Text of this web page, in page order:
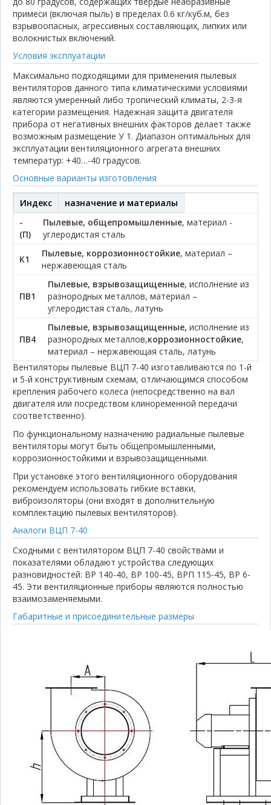
примеси (включая пыль) в пределах 0.6 кг/куб.м, без
взрывоопасных, агрессивных составляющих, липких или
волокнистых включений.
Условия эксплуатации
Максимально подходящими для применения пылевых
вентиляторов данного типа климатическими условиями
являются умеренный либо тропический климаты, 2-3-я
категории размещения. Надежная защита двигателя
прибора от негативных внешних факторов делает также
возможным размещение У 1. Диапазон оптимальных для
эксплуатации вентиляционного агрегата внешних
температур: +40…-40 градусов.
Основные варианты изготовления
Индекс
назначение и материалы
-
(П)
Пылевые, общепромышленные, материал -
углеродистая сталь
К1
Пылевые, коррозионностойкие, материал –
нержавеющая сталь
ПВ1
Пылевые, взрывозащищенные, исполнение из
разнородных металлов, материал –
углеродистая сталь, латунь
ПВ4
Пылевые, взрывозащищенные, исполнение из
разнородных металлов,коррозионностойкие,
материал – нержавеющая сталь, латунь
Вентиляторы пылевые ВЦП 7-40 изготавливаются по 1-й
и 5-й конструктивным схемам, отличающимся способом
крепления рабочего колеса (непосредственно на вал
двигателя или посредством клиноременной передачи
соответственно).
По функциональному назначению радиальные пылевые
вентиляторы могут быть общепромышленными,
коррозионностойкими и взрывозащищенными.
При установке этого вентиляционного оборудования
рекомендуем использовать гибкие вставки,
виброизоляторы (они входят в дополнительную
комплектацию пылевых вентиляторов).
Аналоги ВЦП 7-40
Сходными с вентилятором ВЦП 7-40 свойствами и
показателями обладают устройства следующих
разновидностей: ВР 140-40, ВР 100-45, ВРП 115-45, ВР 6-
45. Эти вентиляционные приборы являются полностью
взаимозаменяемыми.
Габаритные и присоединительные размеры